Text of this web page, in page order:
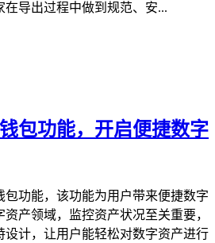
导出过程中做到规范、安...
包功能，开启便捷数字
功能，该功能为用户带来便捷数字
产领域，监控资产状况至关重要，
设计，让用户能轻松对数字资产进行